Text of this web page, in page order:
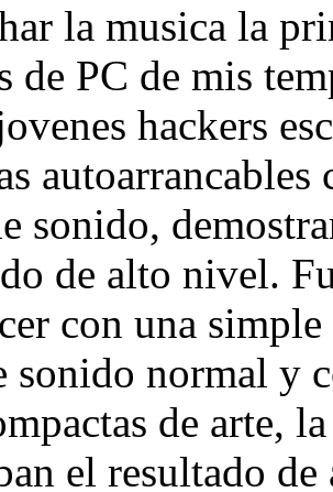
la musica la
de PC de mis
hackers
sonido,
de alto nivel.
con una
sonido normal y
de arte,
el resultado